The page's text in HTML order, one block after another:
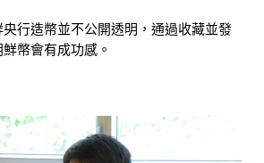
行造幣並不公開透明，通過收藏並發
幣會有成功感。